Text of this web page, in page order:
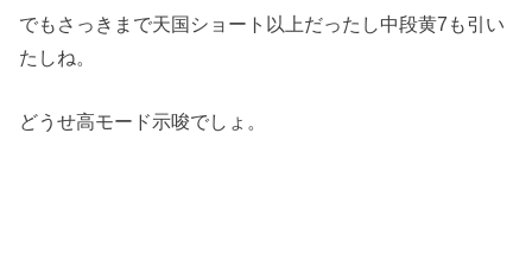
でもさっきまで天国ショート以上だったし中段黄7も引い
たしね。
どうせ高モード示唆でしょ。